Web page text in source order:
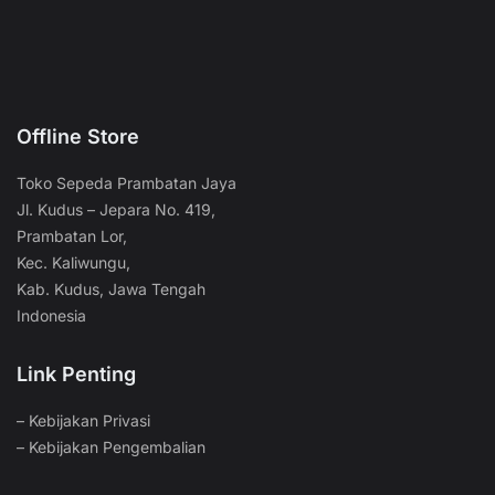
Offline Store
Toko Sepeda Prambatan Jaya
Jl. Kudus – Jepara No. 419,
Prambatan Lor,
Kec. Kaliwungu,
Kab. Kudus, Jawa Tengah
Indonesia
Link Penting
– Kebijakan Privasi
– Kebijakan Pengembalian